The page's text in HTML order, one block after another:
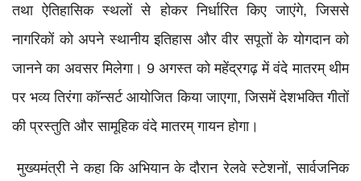
तथा ऐतिहासिक स्थलों से होकर निर्धारित किए जाएंगे, जिससे
नागरिकों को अपने स्थानीय इतिहास और वीर सपूतों के योगदान को
जानने का अवसर मिलेगा। 9 अगस्त को महेंद्रगढ़ में वंदे मातरम् थीम
पर भव्य तिरंगा कॉन्सर्ट आयोजित किया जाएगा, जिसमें देशभक्ति गीतों
की प्रस्तुति और सामूहिक वंदे मातरम् गायन होगा।
मुख्यमंत्री ने कहा कि अभियान के दौरान रेलवे स्टेशनों, सार्वजनिक